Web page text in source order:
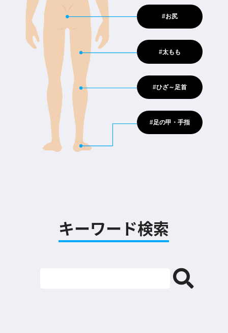
#お尻
#太もも
#ひざ～足首
#足の甲・手指
キーワード検索